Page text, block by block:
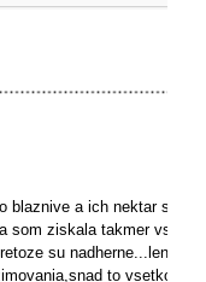
blaznive a ich nektar
som ziskala takmer vsetky
su nadherne...len
to vsetko